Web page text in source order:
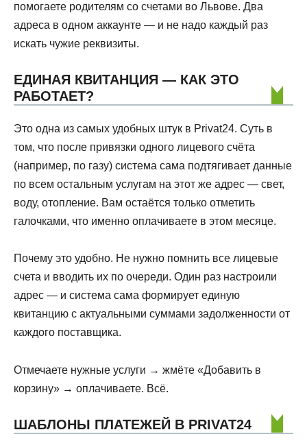
помогаете родителям со счетами во Львове. Два
адреса в одном аккаунте — и не надо каждый раз
искать чужие реквизиты.
ЕДИНАЯ КВИТАНЦИЯ — КАК ЭТО
РАБОТАЕТ?
Это одна из самых удобных штук в Privat24. Суть в
том, что после привязки одного лицевого счёта
(например, по газу) система сама подтягивает данные
по всем остальным услугам на этот же адрес — свет,
воду, отопление. Вам остаётся только отметить
галочками, что именно оплачиваете в этом месяце.
Почему это удобно. Не нужно помнить все лицевые
счета и вводить их по очереди. Один раз настроили
адрес — и система сама формирует единую
квитанцию с актуальными суммами задолженности от
каждого поставщика.
Отмечаете нужные услуги → жмёте «Добавить в
корзину» → оплачиваете. Всё.
ШАБЛОНЫ ПЛАТЕЖЕЙ В PRIVAT24